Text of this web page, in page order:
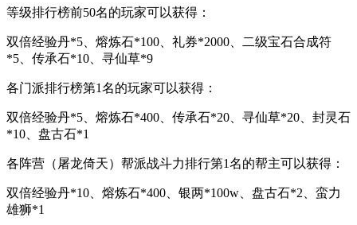
等级排行榜前50名的玩家可以获得：
双倍经验丹*5、熔炼石*100、礼券*2000、二级宝石合成符
*5、传承石*10、寻仙草*9
各门派排行榜第1名的玩家可以获得：
双倍经验丹*5、熔炼石*400、传承石*20、寻仙草*20、封灵石
*10、盘古石*1
各阵营（屠龙倚天）帮派战斗力排行第1名的帮主可以获得：
双倍经验丹*10、熔炼石*400、银两*100w、盘古石*2、蛮力
雄狮*1